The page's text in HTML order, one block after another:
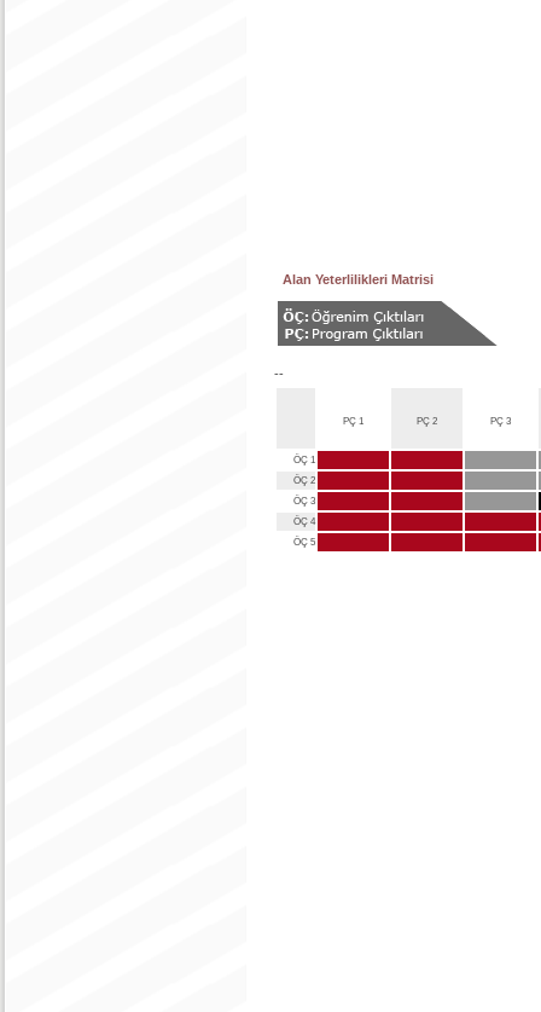
Alan Yeterlilikleri Matrisi
--
PÇ 1 PÇ 2 PÇ 3
ÖÇ 1
ÖÇ 2
ÖÇ 3
ÖÇ 4
ÖÇ 5